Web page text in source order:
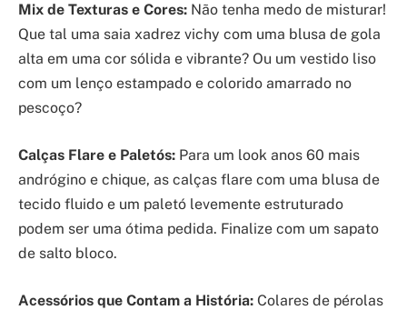
Mix de Texturas e Cores: Não tenha medo de misturar!
Que tal uma saia xadrez vichy com uma blusa de gola
alta em uma cor sólida e vibrante? Ou um vestido liso
com um lenço estampado e colorido amarrado no
pescoço?
Calças Flare e Paletós: Para um look anos 60 mais
andrógino e chique, as calças flare com uma blusa de
tecido fluido e um paletó levemente estruturado
podem ser uma ótima pedida. Finalize com um sapato
de salto bloco.
Acessórios que Contam a História: Colares de pérolas